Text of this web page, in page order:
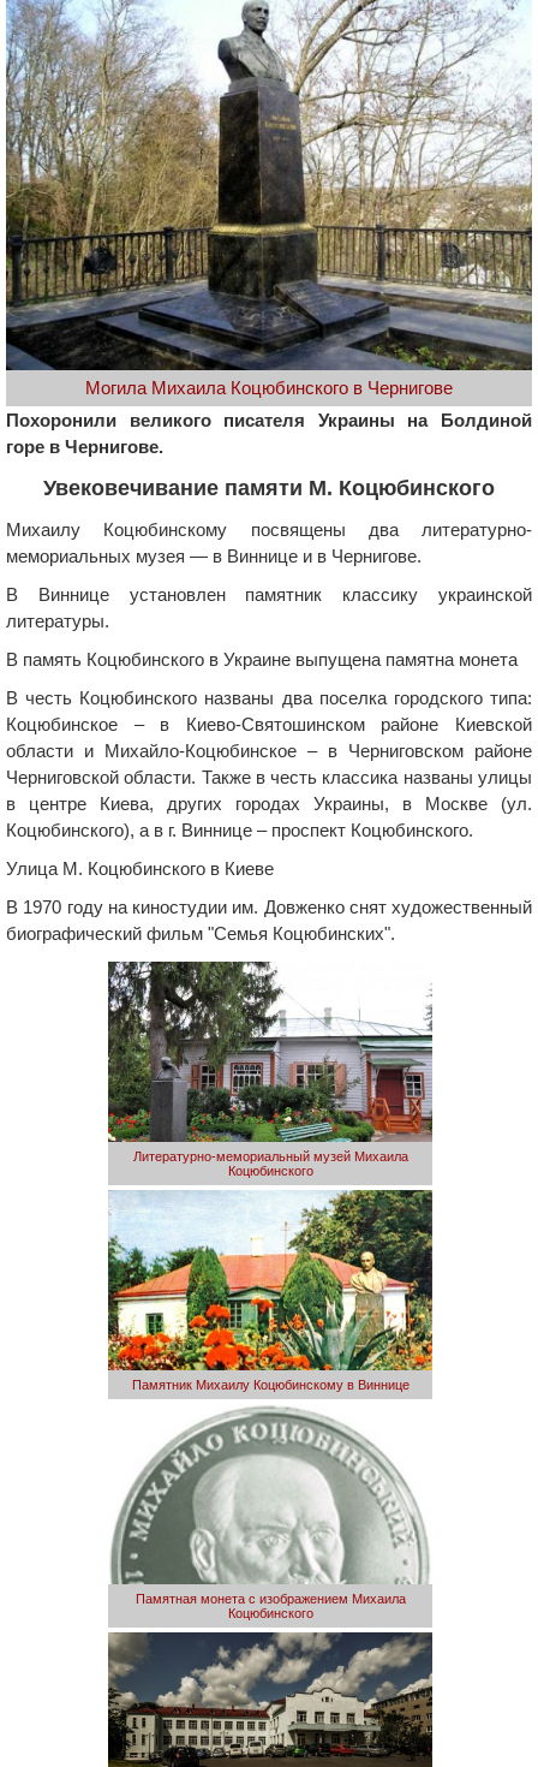
Могила Михаила Коцюбинского в Чернигове
Похоронили великого писателя Украины на Болдиной
горе в Чернигове.
Увековечивание памяти М. Коцюбинского
Михаилу Коцюбинскому посвящены два литературно-
мемориальных музея — в Виннице и в Чернигове.
В Виннице установлен памятник классику украинской
литературы.
В память Коцюбинского в Украине выпущена памятна монета
В честь Коцюбинского названы два поселка городского типа:
Коцюбинское – в Киево-Святошинском районе Киевской
области и Михайло-Коцюбинское – в Черниговском районе
Черниговской области. Также в честь классика названы улицы
в центре Киева, других городах Украины, в Москве (ул.
Коцюбинского), а в г. Виннице – проспект Коцюбинского.
Улица М. Коцюбинского в Киеве
В 1970 году на киностудии им. Довженко снят художественный
биографический фильм "Семья Коцюбинских".
Литературно-мемориальный музей Михаила
Коцюбинского
Памятник Михаилу Коцюбинскому в Виннице
Памятная монета с изображением Михаила
Коцюбинского